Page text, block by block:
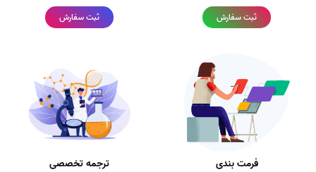
ثبت سفارش ثبت سفارش
فرمت بندی ترجمه تخصصی